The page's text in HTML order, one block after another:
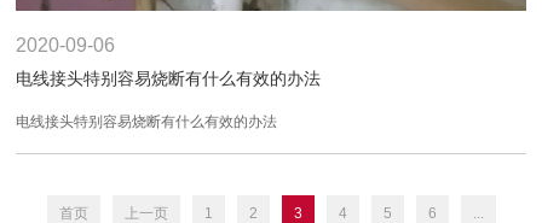
2020-09-06
电线接头特别容易烧断有什么有效的办法
电线接头特别容易烧断有什么有效的办法
首页 上一页 1 2 3 4 5 6